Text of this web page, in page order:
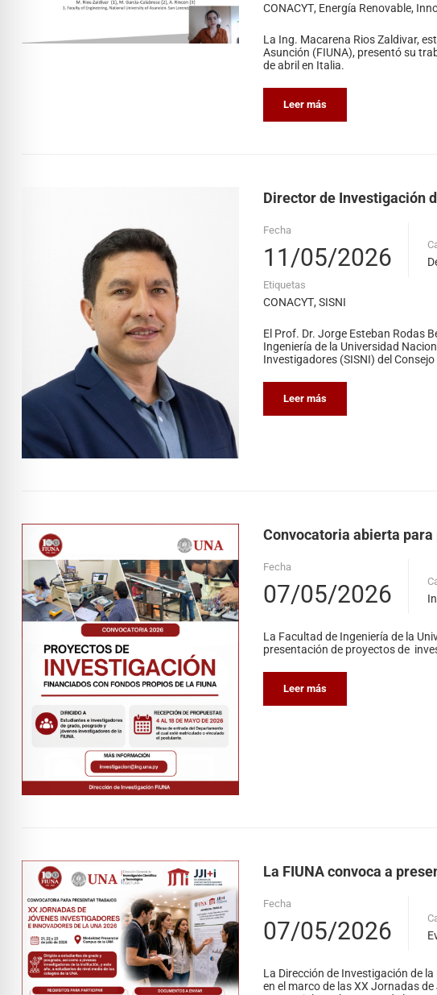
CONACYT, Energía Renovable,
La Ing. Macarena Rios Zaldivar,
Asunción (FIUNA), presentó su
de abril en Italia.
Leer más
Director de Investigación
Fecha
11/05/2026
Etiquetas
CONACYT, SISNI
El Prof. Dr. Jorge Esteban Rodas
Ingeniería de la Universidad
Investigadores (SISNI) del
Leer más
Convocatoria abierta
Fecha
07/05/2026
La Facultad de Ingeniería de la
presentación de proyectos de
Leer más
La FIUNA convoca a
Fecha
07/05/2026
La Dirección de Investigación de
en el marco de las XX Jornadas